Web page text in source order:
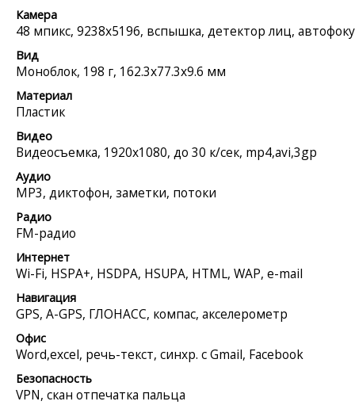
Камера
48 мпикс, 9238x5196, вспышка, детектор лиц,
Вид
Моноблок, 198 г, 162.3x77.3x9.6 мм
Материал
Пластик
Видео
Видеосъемка, 1920x1080, до 30 к/сек, mp4,avi,3gp
Аудио
MP3, диктофон, заметки, потоки
Радио
FM-радио
Интернет
Wi-Fi, HSPA+, HSDPA, HSUPA, HTML, WAP, e-mail
Навигация
GPS, A-GPS, ГЛОНАСС, компас, акселерометр
Офис
Word,excel, речь-текст, синхр. с Gmail, Facebook
Безопасность
VPN, скан отпечатка пальца